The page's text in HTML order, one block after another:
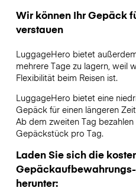
Wir können Ihr Gepäck
verstauen
LuggageHero bietet
mehrere Tage zu lagern, weil
Flexibilität beim Reisen ist.
LuggageHero bietet eine
Gepäck für einen längeren
Ab dem zweiten Tag
Gepäckstück pro Tag.
Laden Sie sich die
herunter: